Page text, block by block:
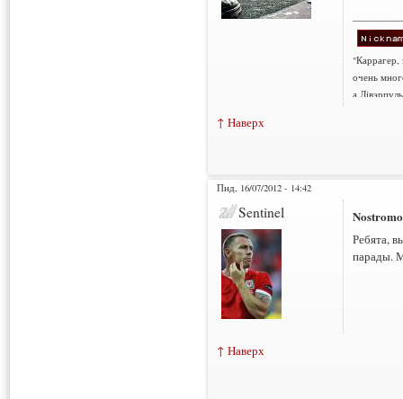
"Каррагер,
очень
а
↑ Наверх
Пнд, 16/07/2012 - 14:42
Sentinel Nostromo
Ребята,
парады.
↑ Наверх